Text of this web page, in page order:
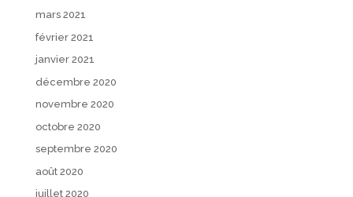
mars 2021
février 2021
janvier 2021
décembre 2020
novembre 2020
octobre 2020
septembre 2020
août 2020
juillet 2020